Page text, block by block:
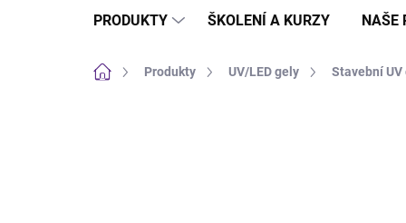
PRODUKTY ŠKOLENÍ A KURZY NAŠE
Domů Produkty UV/LED gely Stavební UV